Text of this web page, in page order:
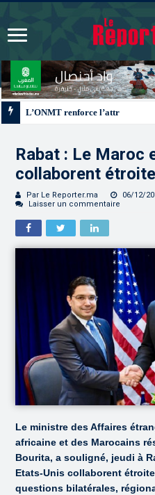
Rabat : Le Maroc
collaborent
Par Le Reporter.ma 06/12/
Laisser un commentaire
Le ministre des Affaires
africaine et des Marocains
Bourita, a souligné, jeudi à
Etats-Unis collaborent
questions bilatérales,